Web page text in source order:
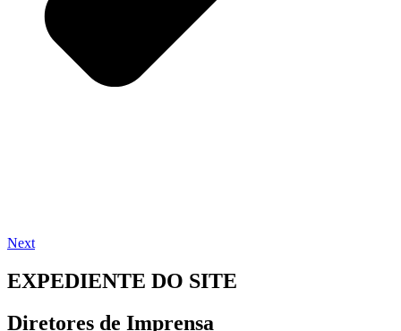
Next
EXPEDIENTE DO SITE
Diretores de Imprensa